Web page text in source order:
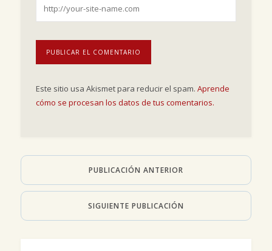
Este sitio usa Akismet para reducir el spam. Aprende
cómo se procesan los datos de tus comentarios.
PUBLICACIÓN ANTERIOR
SIGUIENTE PUBLICACIÓN